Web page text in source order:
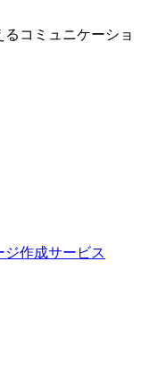
るコミュニケーショ
ジ作成サービス